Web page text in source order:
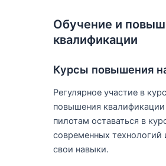
Обучение и
квалификации
Курсы повышения
Регулярное участие в
повышения квалификации
пилотам оставаться в
современных технологий
свои навыки.